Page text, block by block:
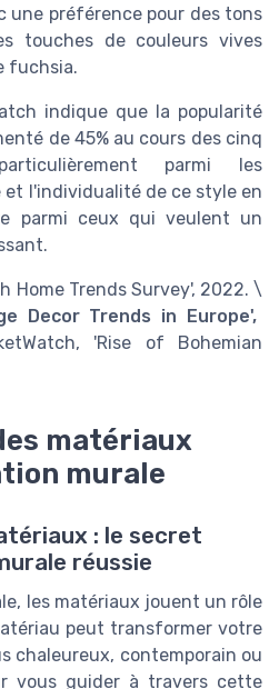
une préférence pour des tons
touches de couleurs vives
fuchsia.
indique que la popularité
de 45% au cours des cinq
parmi les
l'individualité de ce style en
parmi ceux qui veulent un
Home Trends Survey', 2022. \
Decor Trends in Europe',
'Rise of Bohemian
matériaux
murale
: le secret
réussie
les matériaux jouent un rôle
peut transformer votre
chaleureux, contemporain ou
vous guider à travers cette